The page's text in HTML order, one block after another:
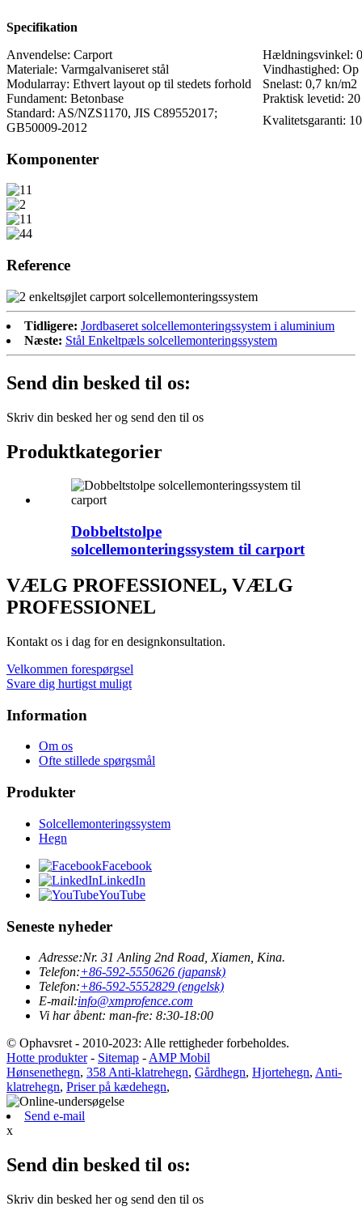
Specifikation
Anvendelse: Carport
Hældningsvinkel:
Materiale: Varmgalvaniseret stål
Vindhastighed:
Modularray: Ethvert layout op til stedets forhold
Snelast: 0,7 kn/m2
Fundament: Betonbase
Praktisk levetid:
Standard: AS/NZS1170, JIS C89552017;
GB50009-2012
Kvalitetsgaranti:
Komponenter
Reference
Tidligere: Jordbaseret solcellemonteringssystem i aluminium
Næste: Stål Enkeltpæls solcellemonteringssystem
Send din besked til os:
Skriv din besked her og send den til os
Produktkategorier
Dobbeltstolpe
solcellemonteringssystem til carport
VÆLG PROFESSIONEL, VÆLG
PROFESSIONEL
Kontakt os i dag for en designkonsultation.
Velkommen forespørgsel
Svare dig hurtigst muligt
Information
Om os
Ofte stillede spørgsmål
Produkter
Solcellemonteringssystem
Hegn
Facebook
LinkedIn
YouTube
Seneste nyheder
Adresse:Nr. 31 Anling 2nd Road, Xiamen, Kina.
Telefon:+86-592-5550626 (japansk)
Telefon:+86-592-5552829 (engelsk)
E-mail:info@xmprofence.com
Vi har åbent: man-fre: 8:30-18:00
© Ophavsret - 2010-2023: Alle rettigheder forbeholdes.
Hotte produkter- Sitemap - AMP Mobil
Hønsenethegn, 358 Anti-klatrehegn, Gårdhegn, Hjortehegn, Anti-
klatrehegn, Priser på kædehegn,
Send e-mail
x
Send din besked til os:
Skriv din besked her og send den til os